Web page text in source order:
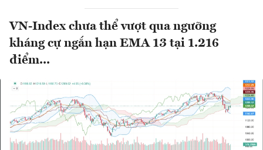
VN-Index chưa thể vượt qua ngưỡng
kháng cự ngắn hạn EMA 13 tại 1.216
điểm...